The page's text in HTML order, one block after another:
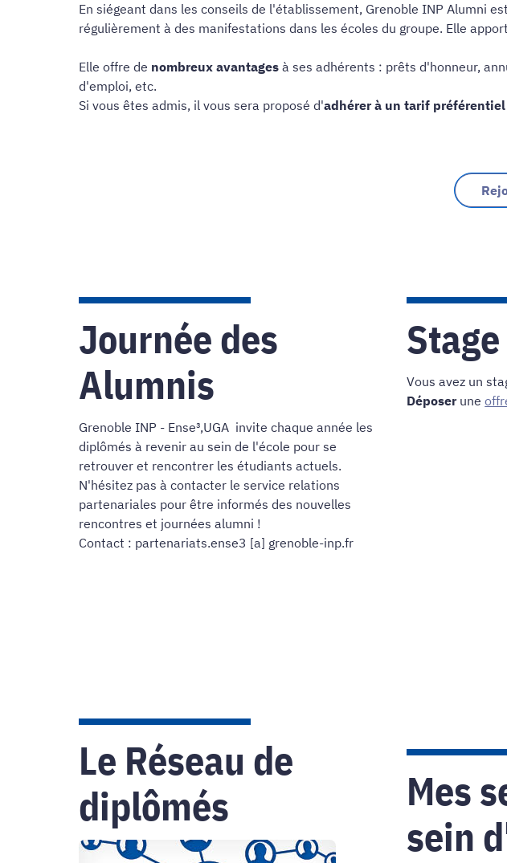
En siégeant dans les conseils de l'établissement, Grenoble INP Alumni
régulièrement à des manifestations dans les écoles du groupe. Elle
Elle offre de nombreux avantages à ses adhérents : prêts d'honneur,
d'emploi, etc.
Si vous êtes admis, il vous sera proposé d'adhérer à un tarif préférentiel
Journée des
Alumnis
Grenoble INP - Ense³,UGA invite chaque année les
diplômés à revenir au sein de l'école pour se
retrouver et rencontrer les étudiants actuels.
N'hésitez pas à contacter le service relations
partenariales pour être informés des nouvelles
rencontres et journées alumni !
Contact : partenariats.ense3 [a] grenoble-inp.fr
Vous avez un
Déposerune
Le Réseau de
diplômés
Mes
sein